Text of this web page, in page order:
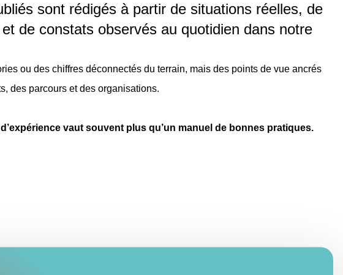
sont rédigés à partir de situations réelles, de
et de constats observés au quotidien dans notre
ou des chiffres déconnectés du terrain, mais des points de vue ancrés
des parcours et des organisations.
vaut souvent plus qu’un manuel de bonnes pratiques.